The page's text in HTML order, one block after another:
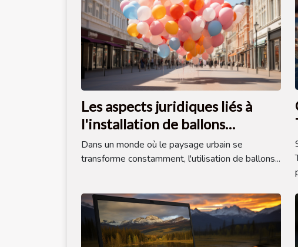
Les aspects juridiques liés à
l'installation de ballons
publicitaires dans l'espace
public
Dans un monde où le paysage urbain se
transforme constamment, l'utilisation de ballons...